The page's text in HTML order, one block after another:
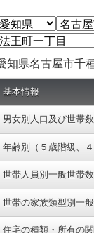
知県名古屋市千
基本情報
男女別人口及び世帯数
年齢別（５歳階級、
世帯人員別一般世帯数
世帯の家族類型別一
住宅の種類・所有の